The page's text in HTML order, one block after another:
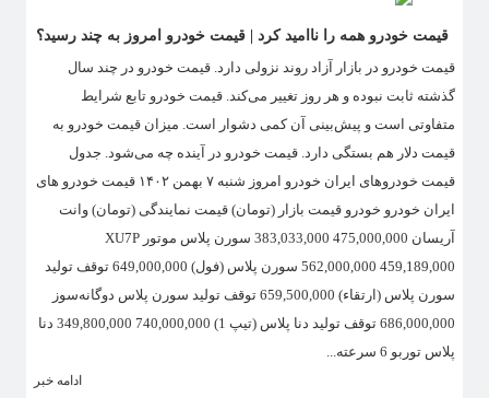
قیمت خودرو همه را ناامید کرد | قیمت خودرو امروز به چند رسید؟
قیمت خودرو در بازار آزاد روند نزولی دارد. قیمت خودرو در چند سال
گذشته ثابت نبوده و هر روز تغییر می‌کند. قیمت خودرو تابع شرایط
متفاوتی است و پیش‌بینی آن کمی دشوار است. میزان قیمت خودرو به
قیمت دلار هم بستگی دارد. قیمت خودرو در آینده چه می‌شود. جدول
قیمت خودرو‌های ایران خودرو امروز شنبه ۷ بهمن ۱۴۰۲ قیمت خودرو های
ایران خودرو خودرو قیمت بازار (تومان) قیمت نمایندگی (تومان) وانت
آریسان 475,000,000 383,033,000 سورن پلاس موتور XU7P
562,000,000 459,189,000 سورن پلاس (فول) 649,000,000 توقف تولید
سورن پلاس (ارتقاء) 659,500,000 توقف تولید سورن پلاس دوگانه‌سوز
686,000,000 توقف تولید دنا پلاس (تیپ 1) 740,000,000 349,800,000 دنا
پلاس توربو 6 سرعته...
ادامه خبر